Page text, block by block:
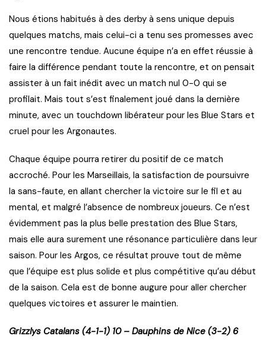
Nous étions habitués à des derby à sens unique depuis
quelques matchs, mais celui-ci a tenu ses promesses avec
une rencontre tendue. Aucune équipe n’a en effet réussie à
faire la différence pendant toute la rencontre, et on pensait
assister à un fait inédit avec un match nul 0-0 qui se
profilait. Mais tout s’est finalement joué dans la dernière
minute, avec un touchdown libérateur pour les Blue Stars et
cruel pour les Argonautes.
Chaque équipe pourra retirer du positif de ce match
accroché. Pour les Marseillais, la satisfaction de poursuivre
la sans-faute, en allant chercher la victoire sur le fil et au
mental, et malgré l’absence de nombreux joueurs. Ce n’est
évidemment pas la plus belle prestation des Blue Stars,
mais elle aura surement une résonance particulière dans leur
saison. Pour les Argos, ce résultat prouve tout de même
que l’équipe est plus solide et plus compétitive qu’au début
de la saison. Cela est de bonne augure pour aller chercher
quelques victoires et assurer le maintien.
Grizzlys Catalans (4-1-1) 10 – Dauphins de Nice (3-2) 6